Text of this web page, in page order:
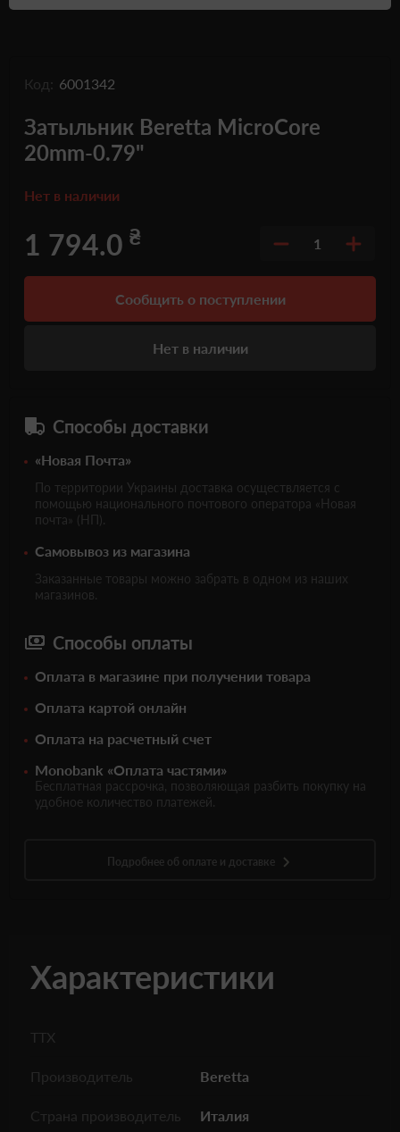
Код: 6001342
Затыльник Beretta MicroCore
20mm-0.79"
Нет в наличии
1 794.0 ₴ 1
Сообщить о поступлении
Нет в наличии
Способы доставки
«Новая Почта»
По территории Украины доставка осуществляется с
помощью национального почтового оператора «Новая
почта» (НП).
Самовывоз из магазина
Заказанные товары можно забрать в одном из наших
магазинов.
Способы оплаты
Оплата в магазине при получении товара
Оплата картой онлайн
Оплата на расчетный счет
Monobank «Оплата частями»
Бесплатная рассрочка, позволяющая разбить покупку на
удобное количество платежей.
Подробнее об оплате и доставке
Характеристики
ТТХ
Производитель Beretta
Страна производитель Италия